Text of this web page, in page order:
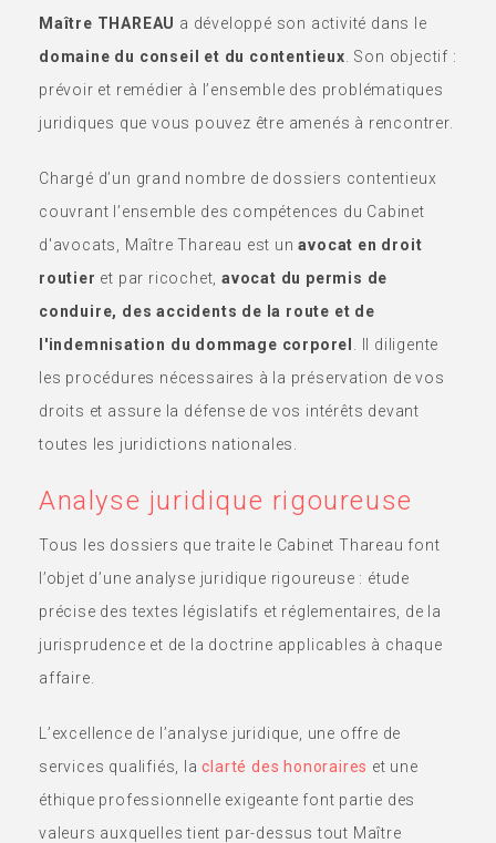
Maître THAREAU a développé son activité dans le
domaine du conseil et du contentieux . Son objectif :
prévoir et remédier à l’ensemble des problématiques
juridiques que vous pouvez être amenés à rencontrer.
Chargé d’un grand nombre de dossiers contentieux
couvrant l’ensemble des compétences du Cabinet
d'avocats, Maître Thareau est unavocat en droit
routier et par ricochet,avocat du permis de
conduire, des accidents de la route et de
l'indemnisation du dommage corporel
. Il diligente
les procédures nécessaires à la préservation de vos
droits et assure la défense de vos intérêts devant
toutes les juridictions nationales.
Analyse juridique rigoureuse
Tous les dossiers que traite le Cabinet Thareau font
l’objet d’une analyse juridique rigoureuse : étude
précise des textes législatifs et réglementaires, de la
jurisprudence et de la doctrine applicables à chaque
affaire.
L’excellence de l’analyse juridique, une offre de
services qualifiés, laclarté des honoraires et une
éthique professionnelle exigeante font partie des
valeurs auxquelles tient par-dessus tout Maître